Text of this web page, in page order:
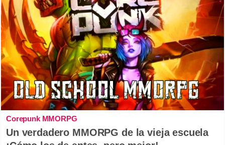
Corepunk MMORPG
Un verdadero MMORPG de la vieja escuela